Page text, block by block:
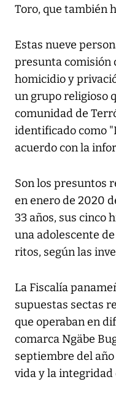
Toro, que también
Estas nueve
presunta comisión
homicidio y
un grupo religioso
comunidad de
identificado como
acuerdo con la
Son los presuntos
en enero de 2020
33 años, sus cinco
una adolescente
ritos, según las
La Fiscalía
supuestas sectas
que operaban en
comarca Ngäbe
septiembre del
vida y la integridad